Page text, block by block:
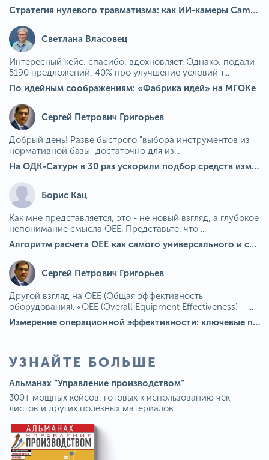
Стратегия нулевого травматизма: как ИИ-камеры Camkord снижают риск наезда на пешехода при работе на погрузчике
Светлана Власовец
Интересный кейс, спасибо, вдохновляет. Однако, подали
5190 предложений, 40% про улучшение условий т...
По идейным соображениям: «Фабрика идей» на МГОКе
Сергей Петрович Григорьев
Добрый день! Разве быстрого "выбора инструментов из
нормативной базы" достаточно для из...
На ОДК-Сатурн в 30 раз ускорили подбор средств измерения для контроля качества продукции
Борис Кац
Как мне представляется, это - не новый взгляд, а глубокое
непонимание смысла OEE. Представьте, что ...
Алгоритм расчета ОЕЕ как самого универсального и современного показателя эффективности оборудования в мире
Сергей Петрович Григорьев
Другой взгляд на OEE (Общая эффективность
оборудования). «OEE (Overall Equipment Effectiveness) —...
Измерение операционной эффективности: ключевые показатели для непрерывного совершенствования
УЗНАЙТЕ БОЛЬШЕ
Альманах “Управление производством”
300+ мощных кейсов, готовых к использованию чек-
листов и других полезных материалов